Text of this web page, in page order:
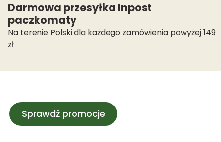
Darmowa przesyłka Inpost
paczkomaty
Na terenie Polski dla każdego zamówienia powyżej 149
zł
Sprawdź promocje